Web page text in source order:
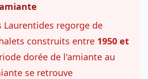
Laurentides regorge de
construits entre 1950 et
dorée de l'amiante au
se retrouve